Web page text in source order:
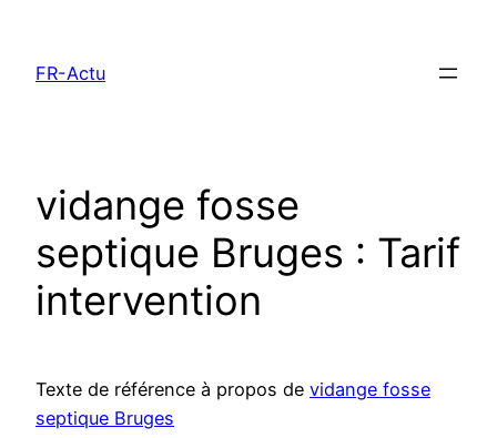
contenu
FR-Actu
vidange fosse
septique Bruges : Tarif
intervention
Texte de référence à propos de vidange fosse
septique Bruges